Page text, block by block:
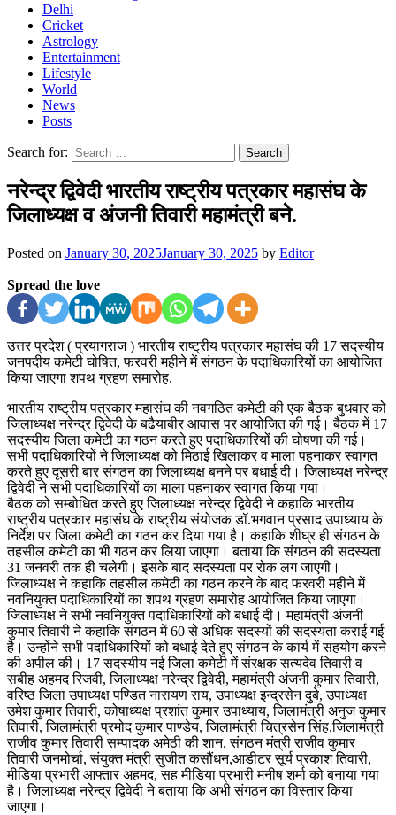
Delhi
Cricket
Astrology
Entertainment
Lifestyle
World
News
Posts
Search for:
नरेन्द्र द्विवेदी भारतीय राष्ट्रीय पत्रकार महासंघ के
जिलाध्यक्ष व अंजनी तिवारी महामंत्री बने.
Posted on January 30, 2025January 30, 2025 by Editor
Spread the love
उत्तर प्रदेश ( प्रयागराज ) भारतीय राष्ट्रीय पत्रकार महासंघ की 17 सदस्यीय
जनपदीय कमेटी घोषित, फरवरी महीने में संगठन के पदाधिकारियों का आयोजित
किया जाएगा शपथ ग्रहण समारोह.
भारतीय राष्ट्रीय पत्रकार महासंघ की नवगठित कमेटी की एक बैठक बुधवार को
जिलाध्यक्ष नरेन्द्र द्विवेदी के बढैयाबीर आवास पर आयोजित की गई। बैठक में 17
सदस्यीय जिला कमेटी का गठन करते हुए पदाधिकारियों की घोषणा की गई।
सभी पदाधिकारियों ने जिलाध्यक्ष को मिठाई खिलाकर व माला पहनाकर स्वागत
करते हुए दूसरी बार संगठन का जिलाध्यक्ष बनने पर बधाई दी। जिलाध्यक्ष नरेन्द्र
द्विवेदी ने सभी पदाधिकारियों का माला पहनाकर स्वागत किया गया।
बैठक को सम्बोधित करते हुए जिलाध्यक्ष नरेन्द्र द्विवेदी ने कहाकि भारतीय
राष्ट्रीय पत्रकार महासंघ के राष्ट्रीय संयोजक डॉ.भगवान प्रसाद उपाध्याय के
निर्देश पर जिला कमेटी का गठन कर दिया गया है। कहाकि शीघ्र ही संगठन के
तहसील कमेटी का भी गठन कर लिया जाएगा। बताया कि संगठन की सदस्यता
31 जनवरी तक ही चलेगी। इसके बाद सदस्यता पर रोक लग जाएगी।
जिलाध्यक्ष ने कहाकि तहसील कमेटी का गठन करने के बाद फरवरी महीने में
नवनियुक्त पदाधिकारियों का शपथ ग्रहण समारोह आयोजित किया जाएगा।
जिलाध्यक्ष ने सभी नवनियुक्त पदाधिकारियों को बधाई दी। महामंत्री अंजनी
कुमार तिवारी ने कहाकि संगठन में 60 से अधिक सदस्यों की सदस्यता कराई गई
है। उन्होंने सभी पदाधिकारियों को बधाई देते हुए संगठन के कार्य में सहयोग करने
की अपील की। 17 सदस्यीय नई जिला कमेटी में संरक्षक सत्यदेव तिवारी व
सबीह अहमद रिजवी, जिलाध्यक्ष नरेन्द्र द्विवेदी, महामंत्री अंजनी कुमार तिवारी,
वरिष्ठ जिला उपाध्यक्ष पण्डित नारायण राय, उपाध्यक्ष इन्द्रसेन दुबे, उपाध्यक्ष
उमेश कुमार तिवारी, कोषाध्यक्ष प्रशांत कुमार उपाध्याय, जिलामंत्री अनुज कुमार
तिवारी, जिलामंत्री प्रमोद कुमार पाण्डेय, जिलामंत्री चित्रसेन सिंह,जिलामंत्री
राजीव कुमार तिवारी सम्पादक अमेठी की शान, संगठन मंत्री राजीव कुमार
तिवारी जनमोर्चा, संयुक्त मंत्री सुजीत कसौंधन,आडीटर सूर्य प्रकाश तिवारी,
मीडिया प्रभारी आफ्तार अहमद, सह मीडिया प्रभारी मनीष शर्मा को बनाया गया
है। जिलाध्यक्ष नरेन्द्र द्विवेदी ने बताया कि अभी संगठन का विस्तार किया
जाएगा।